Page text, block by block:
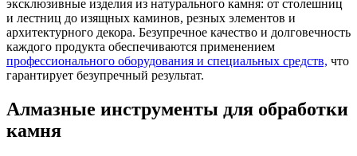
эксклюзивные изделия из натурального камня: от столешниц
и лестниц до изящных каминов, резных элементов и
архитектурного декора. Безупречное качество и долговечность
каждого продукта обеспечиваются применением
профессионального оборудования и специальных средств, что
гарантирует безупречный результат.
Алмазные инструменты для обработки
камня